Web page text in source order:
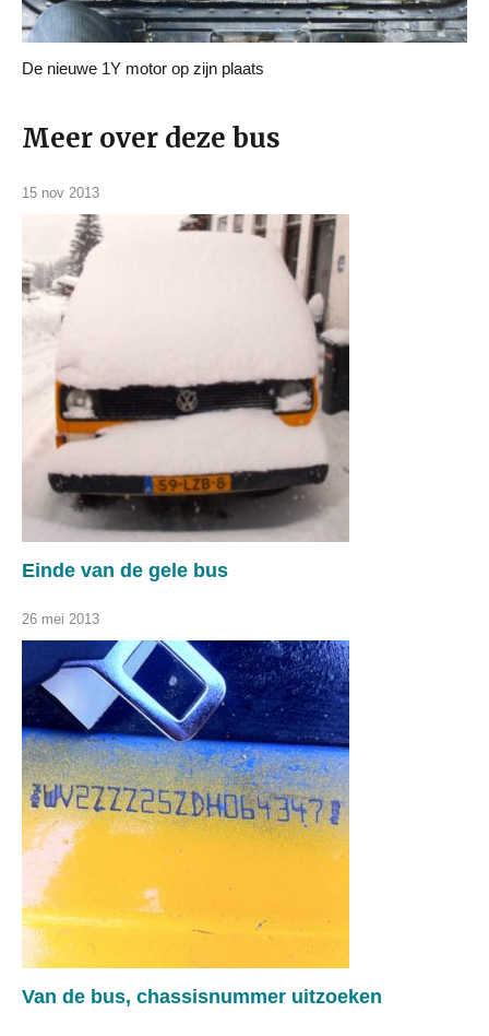
De nieuwe 1Y motor op zijn plaats
Meer over deze bus
15 nov 2013
Einde van de gele bus
26 mei 2013
Van de bus, chassisnummer uitzoeken